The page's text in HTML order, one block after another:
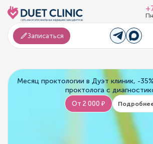
Записаться
Месяц проктологии в Дуэт клиник, -
проктолога с
От 2 000 ₽